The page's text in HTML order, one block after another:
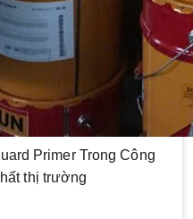
Primer Trong Công
thị trường